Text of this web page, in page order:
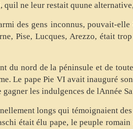
ne leur restait quune
des gens inconnus, pouvait-
Pise, Lucques, Arezzo, était
du nord de la péninsule et de
Le pape Pie VI avait inauguré
les indulgences de lAnnée
longs qui témoignaient
était élu pape, le peuple